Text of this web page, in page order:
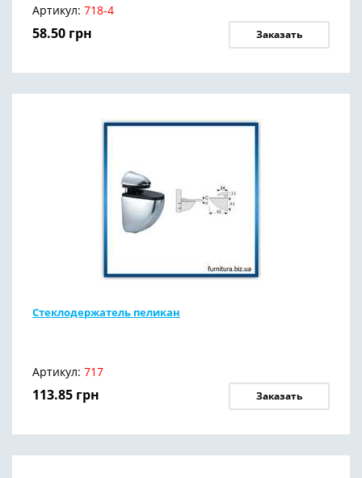
Артикул: 718-4
58.50 грн Заказать
Стеклодержатель пеликан
Артикул: 717
113.85 грн Заказать